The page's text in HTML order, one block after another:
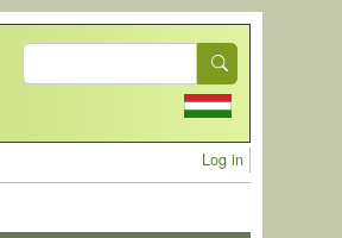
Search
User
Log in